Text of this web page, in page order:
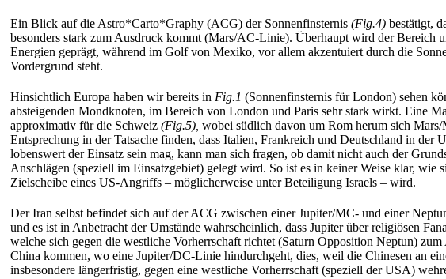
Ein Blick auf die Astro*Carto*Graphy (ACG) der Sonnenfinsternis (Fig.4) bestätigt,
besonders stark zum Ausdruck kommt (Mars/AC-Linie). Überhaupt wird der
Energien geprägt, während im Golf von Mexiko, vor allem akzentuiert durch die
Vordergrund steht.
Hinsichtlich Europa haben wir bereits in Fig.1 (Sonnenfinsternis für London) sehen
absteigenden Mondknoten, im Bereich von London und Paris sehr stark wirkt. Eine
approximativ für die Schweiz (Fig.5), wobei südlich davon um Rom herum sich
Entsprechung in der Tatsache finden, dass Italien, Frankreich und Deutschland in
lobenswert der Einsatz sein mag, kann man sich fragen, ob damit nicht auch der
Anschlägen (speziell im Einsatzgebiet) gelegt wird. So ist es in keiner Weise klar,
Zielscheibe eines US-Angriffs – möglicherweise unter Beteiligung Israels – wird.
Der Iran selbst befindet sich auf der ACG zwischen einer Jupiter/MC- und einer
und es ist in Anbetracht der Umstände wahrscheinlich, dass Jupiter über religiösen
welche sich gegen die westliche Vorherrschaft richtet (Saturn Opposition Neptun)
China kommen, wo eine Jupiter/DC-Linie hindurchgeht, dies, weil die Chinesen an
insbesondere längerfristig, gegen eine westliche Vorherrschaft (speziell der USA)